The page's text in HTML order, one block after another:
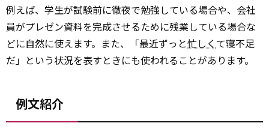
例えば、学生が試験前に徹夜で勉強している場合や、会社
員がプレゼン資料を完成させるために残業している場合な
どに自然に使えます。また、「最近ずっと忙しく て寝不足
だ」という状況を表すときにも使われることがあります。
例文紹介